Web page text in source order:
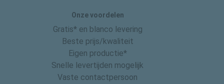
Onze voordelen
Gratis* en blanco levering
Beste prijs/kwaliteit
Eigen productie*
Snelle levertijden mogelijk
Vaste contactpersoon